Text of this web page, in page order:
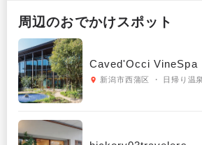
周辺のおでかけスポット
Caved'Occi VineSpa
新潟市西蒲区 ・ 日帰り温